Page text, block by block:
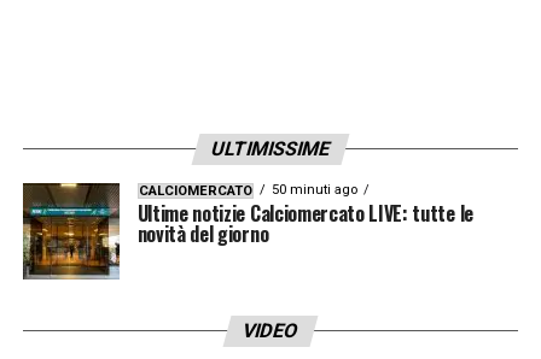
ULTIMISSIME
CALCIOMERCATO 50 minuti ago
Ultime notizie Calciomercato LIVE: tutte le
novità del giorno
VIDEO